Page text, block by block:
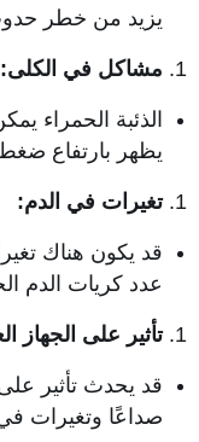
يزيد من خطر
مشاكل في الكلى:
الذئبة الحمراء
يظهر بارتفاع
تغيرات في الدم:
قد يكون هناك
عدد كريات الدم
تأثير على الجهاز
قد يحدث تأثير
صداعًا وتغيرات في